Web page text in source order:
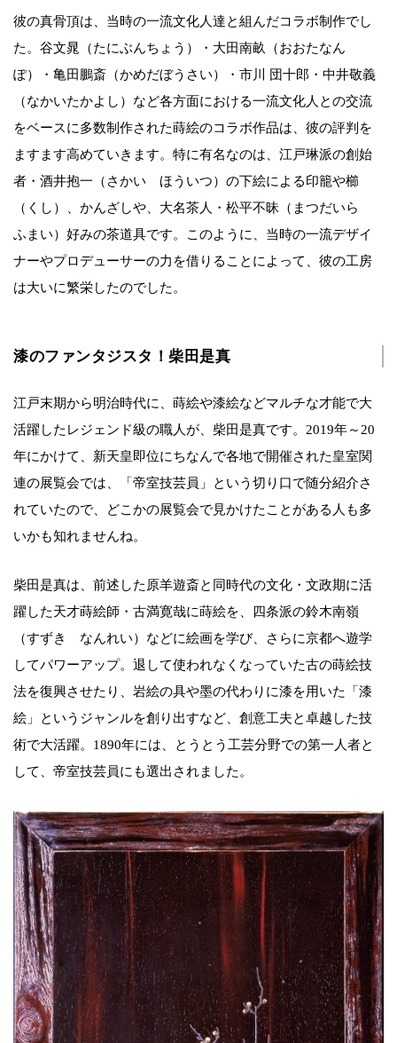
彼の真骨頂は、当時の一流文化人達と組んだコラボ制作でし
た。谷文晁（たにぶんちょう）・大田南畝（おおたなん
ぽ）・亀田鵬斎（かめだぼうさい）・市川 団十郎・中井敬義
（なかいたかよし）など各方面における一流文化人との交流
をベースに多数制作された蒔絵のコラボ作品は、彼の評判を
ますます高めていきます。特に有名なのは、江戸琳派の創始
者・酒井抱一（さかい ほういつ）の下絵による印籠や櫛
（くし）、かんざしや、大名茶人・松平不昧（まつだいら
ふまい）好みの茶道具です。このように、当時の一流デザイ
ナーやプロデューサーの力を借りることによって、彼の工房
は大いに繁栄したのでした。
漆のファンタジスタ！柴田是真
江戸末期から明治時代に、蒔絵や漆絵などマルチな才能で大
活躍したレジェンド級の職人が、柴田是真です。2019年～20
年にかけて、新天皇即位にちなんで各地で開催された皇室関
連の展覧会では、「帝室技芸員」という切り口で随分紹介さ
れていたので、どこかの展覧会で見かけたことがある人も多
いかも知れませんね。
柴田是真は、前述した原羊遊斎と同時代の文化・文政期に活
躍した天才蒔絵師・古満寛哉に蒔絵を、四条派の鈴木南嶺
（すずき なんれい）などに絵画を学び、さらに京都へ遊学
してパワーアップ。退して使われなくなっていた古の蒔絵技
法を復興させたり、岩絵の具や墨の代わりに漆を用いた「漆
絵」というジャンルを創り出すなど、創意工夫と卓越した技
術で大活躍。1890年には、とうとう工芸分野での第一人者と
して、帝室技芸員にも選出されました。